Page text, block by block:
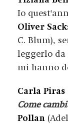
Io
Oliver
C. Blum),
leggerlo
mi hanno
Carla Piras
Come
Pollan